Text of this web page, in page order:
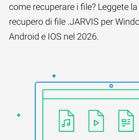
come recuperare i file? Leggete
recupero di file .JARVIS per
Android e IOS nel 2026.